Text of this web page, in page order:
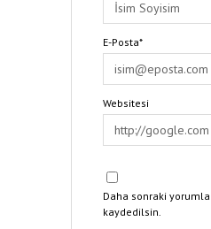
E-Posta*
Websitesi
Daha sonraki
kaydedilsin.